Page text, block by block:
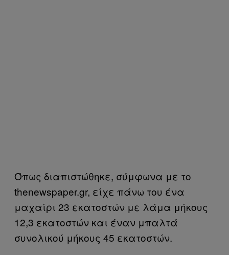
Όπως διαπιστώθηκε, σύμφωνα με το
thenewspaper.gr, είχε πάνω του ένα
μαχαίρι 23 εκατοστών με λάμα μήκους
12,3 εκατοστών και έναν μπαλτά
συνολικού μήκους 45 εκατοστών.